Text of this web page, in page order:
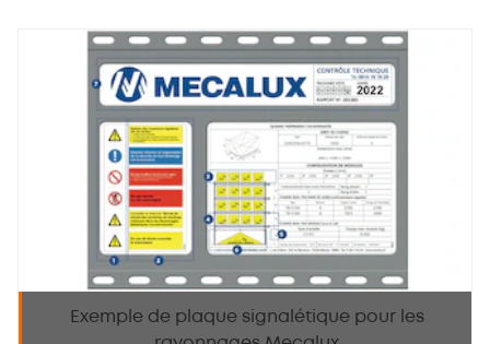
Exemple de plaque signalétique pour les